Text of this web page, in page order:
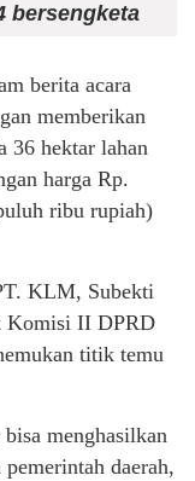
bersengketa
berita acara
memberikan
36 hektar lahan
harga Rp.
ribu rupiah)
KLM, Subekti
Komisi II DPRD
titik temu
menghasilkan
daerah,